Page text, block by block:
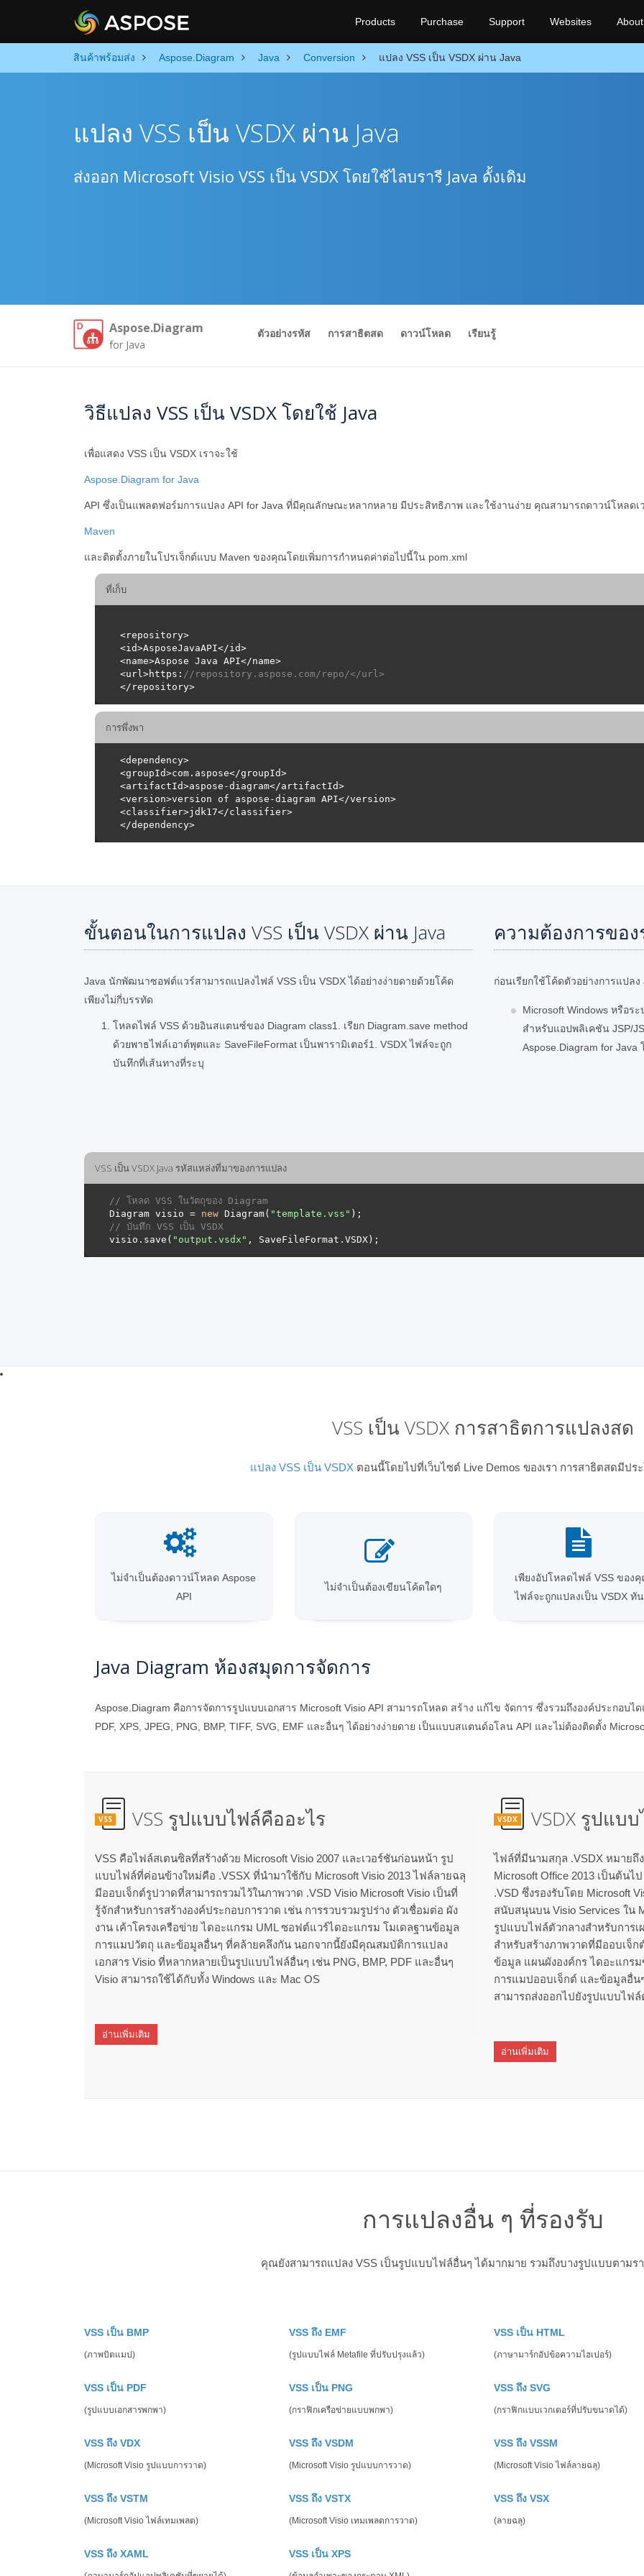
Products Purchase Support Websites About
สินค้าพร้อมส่ง Aspose.Diagram Java Conversion แปลง VSS เป็น VSDX ผ่าน Java
แปลง VSS เป็น VSDX ผ่าน Java
ส่งออก Microsoft Visio VSS เป็น VSDX โดยใช้ไลบรารี Java ดั้งเดิม
Aspose.Diagram
for Java
ตัวอย่างรหัส การสาธิตสด ดาวน์โหลด เรียนรู้
วิธีแปลง VSS เป็น VSDX โดยใช้ Java
เพื่อแสดง VSS เป็น VSDX เราจะใช้
Aspose.Diagram for Java
API ซึ่งเป็นแพลตฟอร์มการแปลง API for Java ที่มีคุณลักษณะหลากหลาย มีประสิทธิภาพ และใช้งานง่าย คุณสามารถดาวน์โหลดเ
Maven
และติดตั้งภายในโปรเจ็กต์แบบ Maven ของคุณโดยเพิ่มการกำหนดค่าต่อไปนี้ใน pom.xml
ที่เก็บ
<url>https: //repository.aspose.com/repo/</url>
การพึ่งพา
ขั้นตอนในการแปลง VSS เป็น VSDX ผ่าน Java
Java นักพัฒนาซอฟต์แวร์สามารถแปลงไฟล์ VSS เป็น VSDX ได้อย่างง่ายดายด้วยโค้ด
เพียงไม่กี่บรรทัด
โหลดไฟล์ VSS ด้วยอินสแตนซ์ของ Diagram class1. เรียก Diagram.save method
ด้วยพาธไฟล์เอาต์พุตและ SaveFileFormat เป็นพารามิเตอร์1. VSDX ไฟล์จะถูก
บันทึกที่เส้นทางที่ระบุ
ความต้องการขอ
ก่อนเรียกใช้โค้ดตัวอย่างการแปล
Microsoft Windows หรือร
สำหรับแอปพลิเคชัน JSP/
Aspose.Diagram for Java
VSS เป็น VSDX Java รหัสแหล่งที่มาของการแปลง
// โหลด VSS ในวัตถุของ Diagram
Diagram visio = new Diagram( "template.vss"
// บันทึก VSS เป็น VSDX
visio.save( "output.vsdx"
VSS เป็น VSDX การสาธิตการแปลงสด
แปลง VSS เป็น VSDX ตอนนี้โดยไปที่เว็บไซต์ Live Demos ของเรา การสาธิตสดมีปร
ไม่จำเป็นต้องดาวน์โหลด Aspose
API
ไม่จำเป็นต้องเขียนโค้ดใดๆ
เพียงอัปโหลดไฟล์ VSS ของ
ไฟล์จะถูกแปลงเป็น VSDX ทั
Java Diagram ห้องสมุดการจัดการ
Aspose.Diagram คือการจัดการรูปแบบเอกสาร Microsoft Visio API สามารถโหลด สร้าง แก้ไข จัดการ ซึ่งรวมถึงองค์ประกอบ
PDF, XPS, JPEG, PNG, BMP, TIFF, SVG, EMF และอื่นๆ ได้อย่างง่ายดาย เป็นแบบสแตนด์อโลน API และไม่ต้องติดตั้ง
VSS VSS รูปแบบไฟล์คืออะไร
VSS คือไฟล์สเตนซิลที่สร้างด้วย Microsoft Visio 2007 และเวอร์ชันก่อนหน้า รูป
แบบไฟล์ที่ค่อนข้างใหม่คือ .VSSX ที่นำมาใช้กับ Microsoft Visio 2013 ไฟล์ลายฉลุ
มีออบเจ็กต์รูปวาดที่สามารถรวมไว้ในภาพวาด .VSD Visio Microsoft Visio เป็นที่
รู้จักสำหรับการสร้างองค์ประกอบการวาด เช่น การรวบรวมรูปร่าง ตัวเชื่อมต่อ ผัง
งาน เค้าโครงเครือข่าย ไดอะแกรม UML ซอฟต์แวร์ไดอะแกรม โมเดลฐานข้อมูล
การแมปวัตถุ และข้อมูลอื่นๆ ที่คล้ายคลึงกัน นอกจากนี้ยังมีคุณสมบัติการแปลง
เอกสาร Visio ที่หลากหลายเป็นรูปแบบไฟล์อื่นๆ เช่น PNG, BMP, PDF และอื่นๆ
Visio สามารถใช้ได้กับทั้ง Windows และ Mac OS
อ่านเพิ่มเติม
VSDX VSDX รูปแบ
ไฟล์ที่มีนามสกุล .VSDX หมายถึ
Microsoft Office 2013 เป็นต้น
.VSD ซึ่งรองรับโดย Microsoft
สนับสนุนบน Visio Services ใน
รูปแบบไฟล์ตัวกลางสำหรับการเ
สำหรับสร้างภาพวาดที่มีออบเจ็
ข้อมูล แผนผังองค์กร ไดอะแกร
การแมปออบเจ็กต์ และข้อมูลอื่น
สามารถส่งออกไปยังรูปแบบไฟล์
อ่านเพิ่มเติม
การแปลงอื่น ๆ ที่รองรับ
คุณยังสามารถแปลง VSS เป็นรูปแบบไฟล์อื่นๆ ได้มากมาย รวมถึงบางรูปแบบตามร
VSS เป็น BMP
(ภาพบิตแมป)
VSS ถึง EMF
(รูปแบบไฟล์ Metafile ที่ปรับปรุงแล้ว)
VSS เป็น HTML
(ภาษามาร์กอัปข้อความไฮเปอร์)
VSS เป็น PDF
(รูปแบบเอกสารพกพา)
VSS เป็น PNG
(กราฟิกเครือข่ายแบบพกพา)
VSS ถึง SVG
(กราฟิกแบบเวกเตอร์ที่ปรับขนาดได้)
VSS ถึง VDX
(Microsoft Visio รูปแบบการวาด)
VSS ถึง VSDM
(Microsoft Visio รูปแบบการวาด)
VSS ถึง VSSM
(Microsoft Visio ไฟล์ลายฉลุ)
VSS ถึง VSTM
(Microsoft Visio ไฟล์เทมเพลต)
VSS ถึง VSTX
(Microsoft Visio เทมเพลตการวาด)
VSS ถึง VSX
(ลายฉลุ)
VSS ถึง XAML VSS เป็น XPS